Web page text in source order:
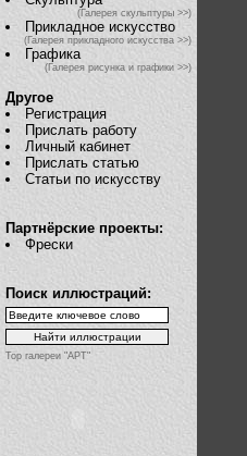
(Галерея скульптуры >>)
Прикладное искусство
(Галерея прикладного искусства >>)
Графика
(Галерея рисунка и графики >>)
Другое
Регистрация
Прислать работу
Личный кабинет
Прислать статью
Статьи по искусству
Партнёрские проекты:
Фрески
Поиск иллюстраций:
Top галереи "АРТ"